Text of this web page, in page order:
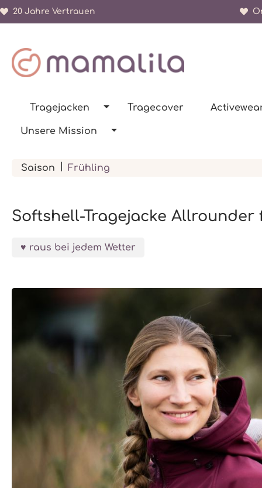
Zur Hauptnavigation springen
20 Jahre Vertrauen
Tragejacken Tragecover
Unsere Mission
Saison Frühling
Softshell-Tragejacke
raus bei jedem Wetter
Bildergalerie überspringen